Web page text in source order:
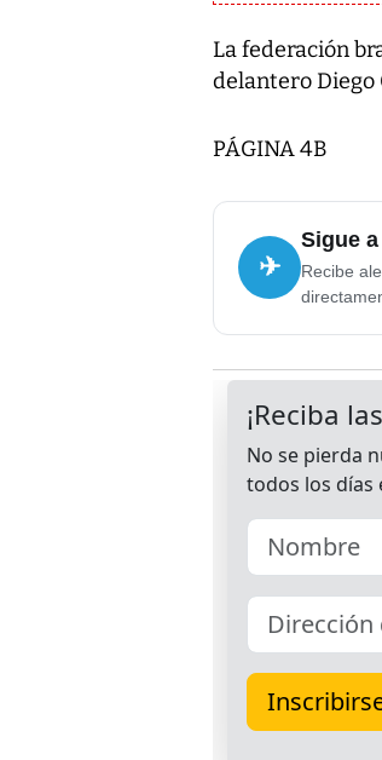
La federación
delantero Diego
PÁGINA 4B
✈
Sigue
Recibe